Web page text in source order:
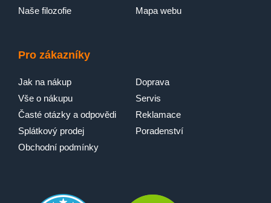
Naše filozofie
Mapa webu
Pro zákazníky
Jak na nákup
Vše o nákupu
Časté otázky a odpovědi
Splátkový prodej
Obchodní podmínky
Doprava
Servis
Reklamace
Poradenství